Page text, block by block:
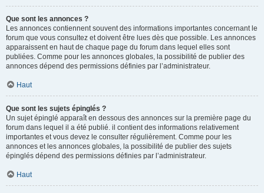
Que sont les annonces ?
Les annonces contiennent souvent des informations importantes concernant le
forum que vous consultez et doivent être lues dès que possible. Les annonces
apparaissent en haut de chaque page du forum dans lequel elles sont
publiées. Comme pour les annonces globales, la possibilité de publier des
annonces dépend des permissions définies par l’administrateur.
Haut
Que sont les sujets épinglés ?
Un sujet épinglé apparaît en dessous des annonces sur la première page du
forum dans lequel il a été publié. il contient des informations relativement
importantes et vous devez le consulter régulièrement. Comme pour les
annonces et les annonces globales, la possibilité de publier des sujets
épinglés dépend des permissions définies par l’administrateur.
Haut